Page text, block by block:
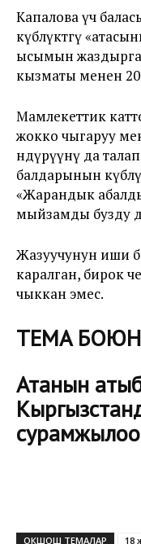
Капалова үч
күбөлүктөгү
ысымын
кызматы менен
Мамлекеттик
жокко чыгаруу
өндүрүүнү да
балдарынын
«Жарандык
мыйзамды бузду
Жазуучунун иши
каралган, бирок
чыккан эмес.
ТЕМА
Атанын
сурамжылоо
ОКШОШ ТЕМАЛАР 18